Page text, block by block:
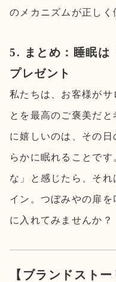
のメカニズムが正しく
5. まとめ：睡眠は
プレゼント
私たちは、お客様がサ
とを最高のご褒美だ
に嬉しいのは、その
らかに眠れることで
な」と感じたら、そ
イン。つぼみやの扉
に入れてみませんか？
【ブランドスト